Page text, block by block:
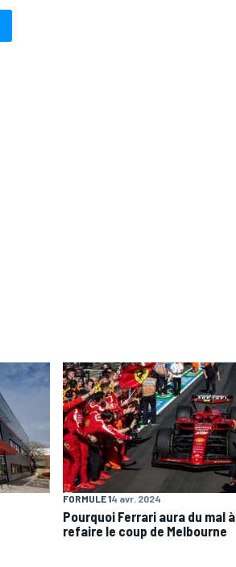
FORMULE 14 avr. 2024
Pourquoi Ferrari aura du mal à
refaire le coup de Melbourne